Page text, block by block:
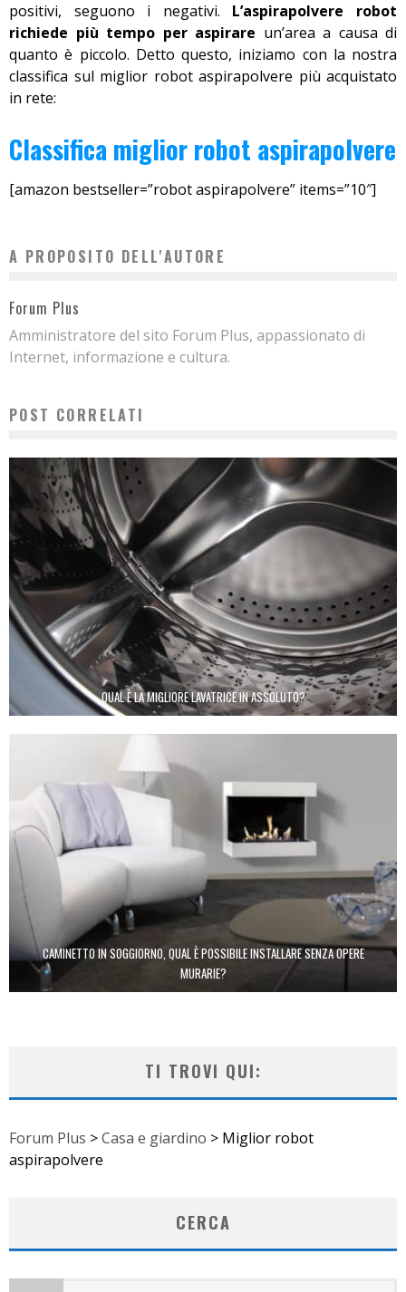
positivi, seguono i negativi. L’aspirapolvere robot
richiede più tempo per aspirare un’area a causa di
quanto è piccolo. Detto questo, iniziamo con la nostra
classifica sul miglior robot aspirapolvere più acquistato
in rete:
Classifica miglior robot aspirapolvere
[amazon bestseller=”robot aspirapolvere” items=”10″]
A PROPOSITO DELL'AUTORE
Forum Plus
Amministratore del sito Forum Plus, appassionato di
Internet, informazione e cultura.
POST CORRELATI
QUAL È LA MIGLIORE LAVATRICE IN ASSOLUTO?
CAMINETTO IN SOGGIORNO, QUAL È POSSIBILE INSTALLARE SENZA OPERE
MURARIE?
TI TROVI QUI:
Forum Plus >Casa e giardino > Miglior robot
aspirapolvere
CERCA